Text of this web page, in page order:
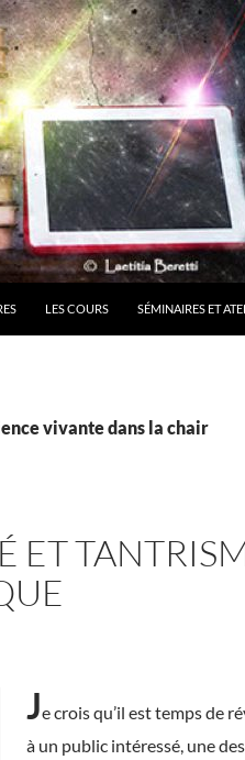
LES COURS SÉMINAIRES ET
vivante dans la chair
ET
Je crois qu’il est temps de
à un public intéressé, une des